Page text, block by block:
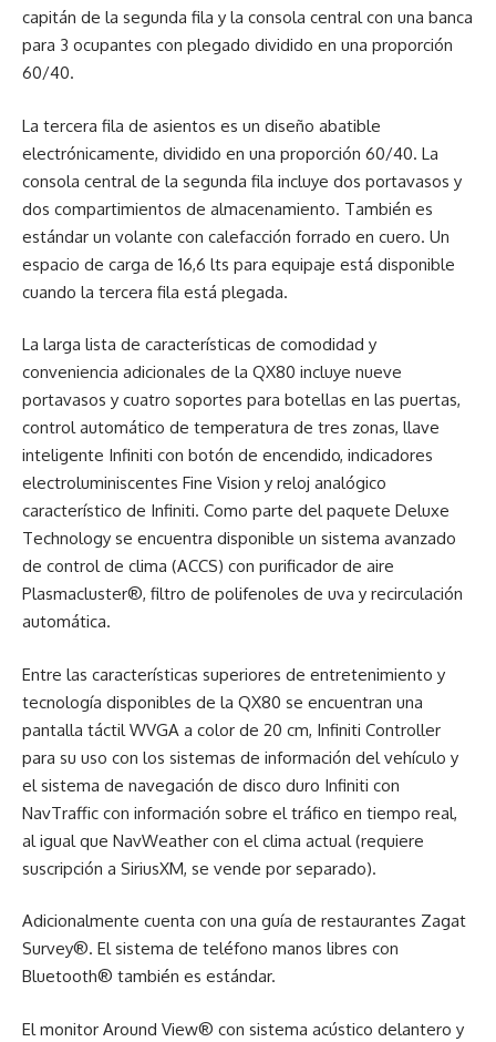
capitán de la segunda fila y la consola central con una banca
para 3 ocupantes con plegado dividido en una proporción
60/40.
La tercera fila de asientos es un diseño abatible
electrónicamente, dividido en una proporción 60/40. La
consola central de la segunda fila incluye dos portavasos y
dos compartimientos de almacenamiento. También es
estándar un volante con calefacción forrado en cuero. Un
espacio de carga de 16,6 lts para equipaje está disponible
cuando la tercera fila está plegada.
La larga lista de características de comodidad y
conveniencia adicionales de la QX80 incluye nueve
portavasos y cuatro soportes para botellas en las puertas,
control automático de temperatura de tres zonas, llave
inteligente Infiniti con botón de encendido, indicadores
electroluminiscentes Fine Vision y reloj analógico
característico de Infiniti. Como parte del paquete Deluxe
Technology se encuentra disponible un sistema avanzado
de control de clima (ACCS) con purificador de aire
Plasmacluster®, filtro de polifenoles de uva y recirculación
automática.
Entre las características superiores de entretenimiento y
tecnología disponibles de la QX80 se encuentran una
pantalla táctil WVGA a color de 20 cm, Infiniti Controller
para su uso con los sistemas de información del vehículo y
el sistema de navegación de disco duro Infiniti con
NavTraffic con información sobre el tráfico en tiempo real,
al igual que NavWeather con el clima actual (requiere
suscripción a SiriusXM, se vende por separado).
Adicionalmente cuenta con una guía de restaurantes Zagat
Survey®. El sistema de teléfono manos libres con
Bluetooth® también es estándar.
El monitor Around View® con sistema acústico delantero y